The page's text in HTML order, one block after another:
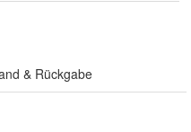
& Rückgabe